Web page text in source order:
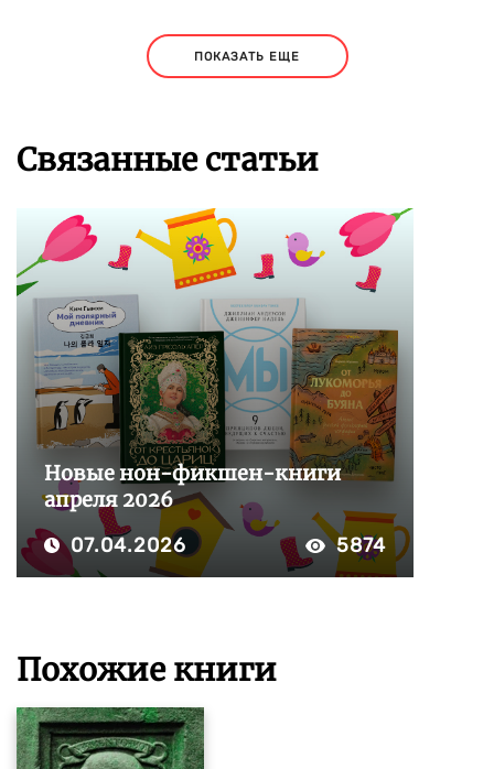
ПОКАЗАТЬ ЕЩЕ
Связанные статьи
Новые нон-фикшен-книги
апреля 2026
07.04.2026 5874
Похожие книги